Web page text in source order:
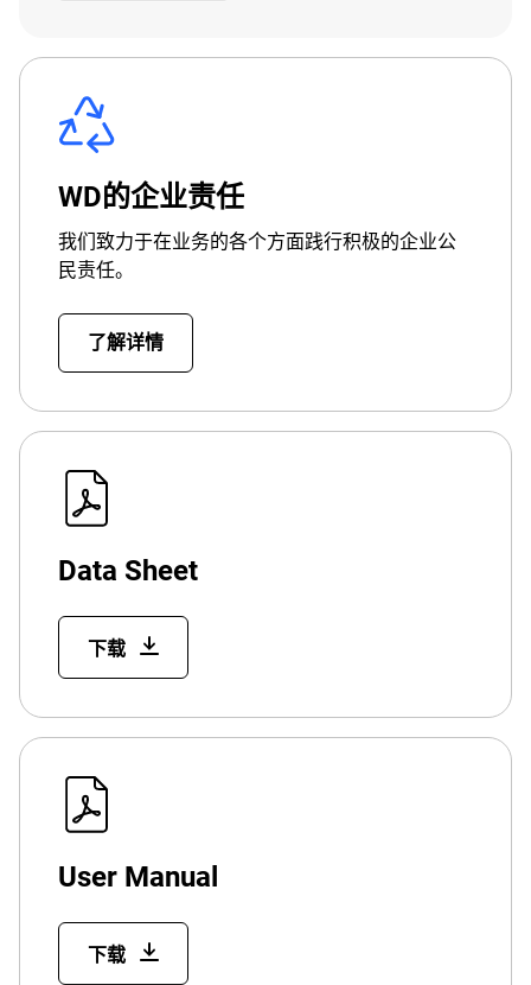
WD的企业责任
我们致力于在业务的各个方面践行积极的企业公
民责任。
了解详情
Data Sheet
下载
User Manual
下载